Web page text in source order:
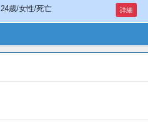
24歳/女性/死亡 詳細